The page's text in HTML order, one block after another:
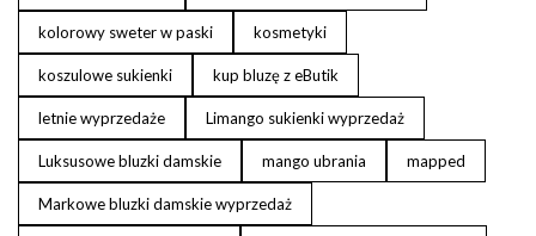
kolorowy sweter w paski kosmetyki
koszulowe sukienki kup bluzę z eButik
letnie wyprzedaże Limango sukienki wyprzedaż
Luksusowe bluzki damskie mango ubrania mapped
Markowe bluzki damskie wyprzedaż